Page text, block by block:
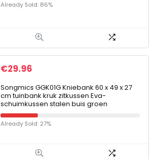
Already Sold: 86%
€29.96
Songmics GGK01G Kniebank 60 x 49 x 27
cm tuinbank kruk zitkussen Eva-
schuimkussen stalen buis groen
Already Sold: 27%